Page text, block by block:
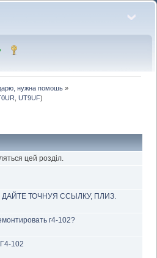
нужна помошь»
,UT9UF)
цей розділ.
ДАЙТЕ ТОЧНУЯ ССЫЛКУ, ПЛИЗ.
г4-102?
102